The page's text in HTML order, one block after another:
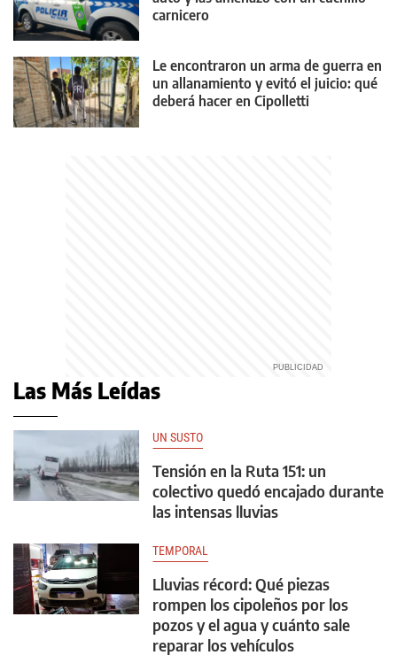
carnicero
Le encontraron un arma de guerra en
un allanamiento y evitó el juicio: qué
deberá hacer en Cipolletti
Las Más Leídas
UN SUSTO
Tensión en la Ruta 151: un
colectivo quedó encajado durante
las intensas lluvias
TEMPORAL
Lluvias récord: Qué piezas
rompen los cipoleños por los
pozos y el agua y cuánto sale
reparar los vehículos